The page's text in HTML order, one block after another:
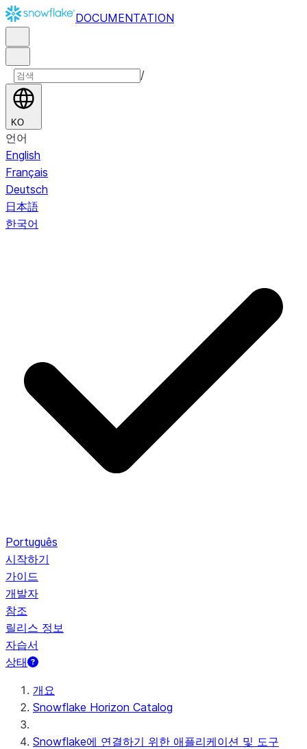
DOCUMENTATION
/
KO
언어
English
Français
Deutsch
日本語
한국어
Português
시작하기
가이드
개발자
참조
릴리스 정보
자습서
상태
개요
Snowflake Horizon Catalog
Snowflake에 연결하기 위한 애플리케이션 및 도구